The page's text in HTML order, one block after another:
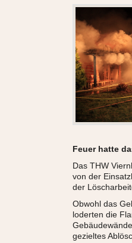
Feuer hatte
Das THW
von der
der
Obwohl das
loderten die
gezieltes